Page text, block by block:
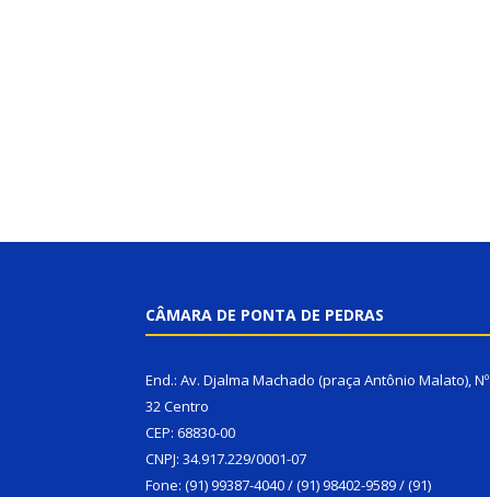
CÂMARA DE PONTA DE PEDRAS
End.: Av. Djalma Machado (praça Antônio Malato), Nº
32 Centro
CEP: 68830-00
CNPJ: 34.917.229/0001-07
Fone: (91) 99387-4040 / (91) 98402-9589 / (91)